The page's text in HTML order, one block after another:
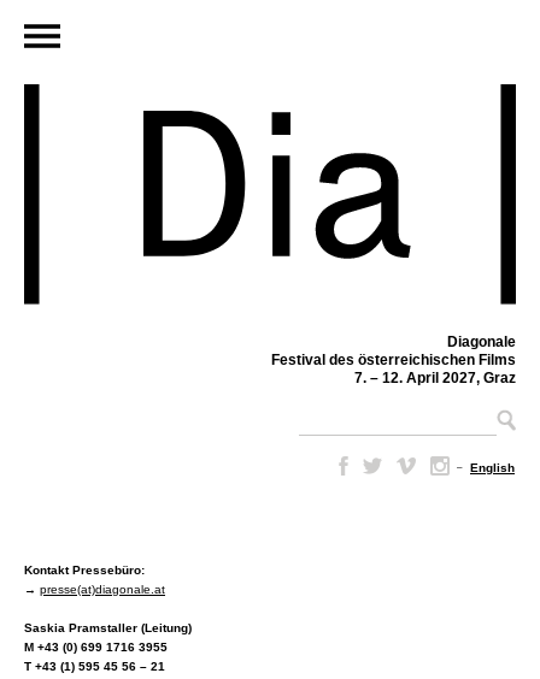
Diagonale
Festival des österreichischen Films
7. – 12. April 2027, Graz
– English
Kontakt Pressebüro:
→ presse(at)diagonale.at
Saskia Pramstaller (Leitung)
M +43 (0) 699 1716 3955
T +43 (1) 595 45 56 – 21